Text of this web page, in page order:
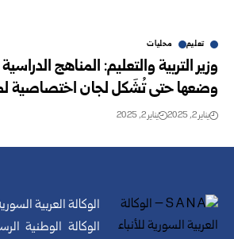
تعليم محليات
وزير التربية والتعليم: المناهج
وضعها حتى تُشَكل لجان اختصاصية
يناير 2, 2025 يناير 2, 2025
الوكالة العربية
الوكالة الوطنية